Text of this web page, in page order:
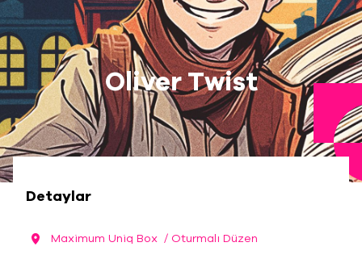
Oliver Twist
Detaylar
Maximum Uniq Box / Oturmalı Düzen